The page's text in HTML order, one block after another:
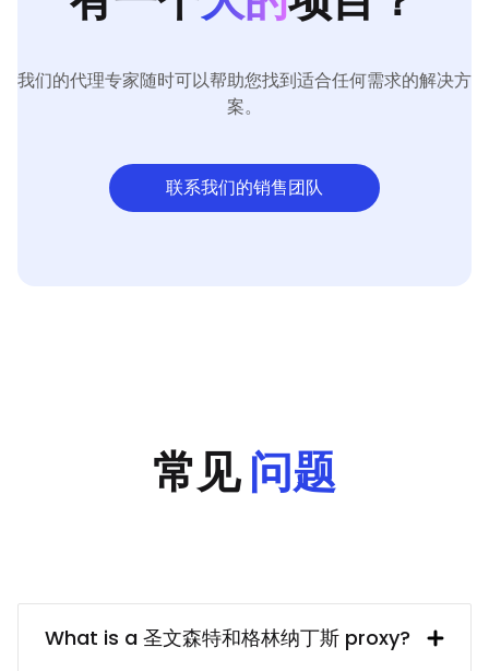
我们的代理专家随时可以帮助您找到适合任何需求的解决方
案。
联系我们的销售团队
常见问题
What is a 圣文森特和格林纳丁斯 proxy?